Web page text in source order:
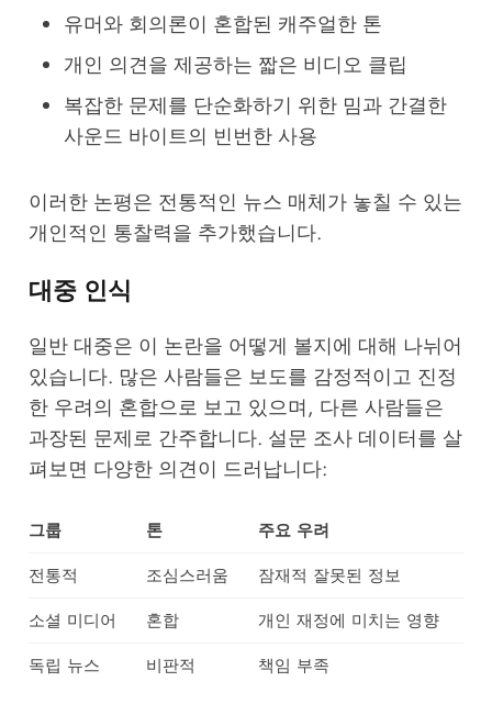
유머와 회의론이 혼합된 캐주얼한 톤
개인 의견을 제공하는 짧은 비디오 클립
복잡한 문제를 단순화하기 위한 밈과 간결한
사운드 바이트의 빈번한 사용
이러한 논평은 전통적인 뉴스 매체가 놓칠 수 있는
개인적인 통찰력을 추가했습니다.
대중 인식
일반 대중은 이 논란을 어떻게 볼지에 대해 나뉘어
있습니다. 많은 사람들은 보도를 감정적이고 진정
한 우려의 혼합으로 보고 있으며, 다른 사람들은
과장된 문제로 간주합니다. 설문 조사 데이터를 살
펴보면 다양한 의견이 드러납니다:
그룹 톤
주요 우려
전통적
조심스러움
잠재적 잘못된 정보
소셜 미디어
혼합
개인 재정에 미치는 영향
독립 뉴스
비판적 책임 부족